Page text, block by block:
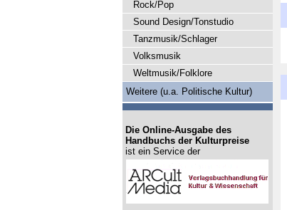
Rock/Pop
Sound Design/Tonstudio
Tanzmusik/Schlager
Volksmusik
Weltmusik/Folklore
Weitere (u.a. Politische Kultur)
Die Online-Ausgabe des
Handbuchs der Kulturpreise
ist ein Service der